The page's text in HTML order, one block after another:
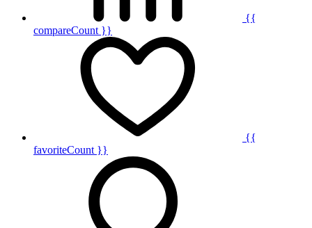
{{
compareCount }}
{{
favoriteCount }}